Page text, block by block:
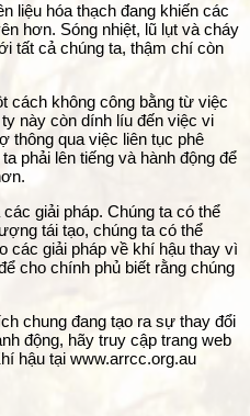
liệu hóa thạch đang khiến các
hơn. Sóng nhiệt, lũ lụt và cháy
tất cả chúng ta, thậm chí còn
cách không công bằng từ việc
này còn dính líu đến việc vi
thông qua việc liên tục phê
phải lên tiếng và hành động để
giải pháp. Chúng ta có thể
tái tạo, chúng ta có thể
các giải pháp về khí hậu thay vì
cho chính phủ biết rằng chúng
chung đang tạo ra sự thay đổi
động, hãy truy cập trang web
hậu tạiwww.arrcc.org.au